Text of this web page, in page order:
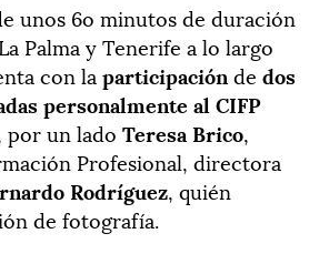
unos 6o minutos de duración
Palma y Tenerife a lo largo
con la participación de dos
personalmente al CIFP
por un lado Teresa Brico,
Profesional, directora
Rodríguez, quién
de fotografía.